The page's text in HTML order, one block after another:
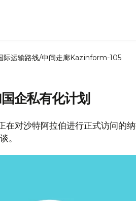
际运输路线/中间走廊Kazinform-105
企私有化计划
在对沙特阿拉伯进行正式访问的
。